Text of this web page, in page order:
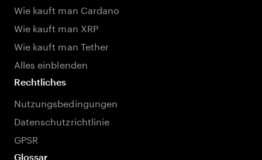
Wie kauft man Cardano
Wie kauft man XRP
Wie kauft man Tether
Alles einblenden
Rechtliches
Nutzungsbedingungen
Datenschutzrichtlinie
GPSR
Glossar